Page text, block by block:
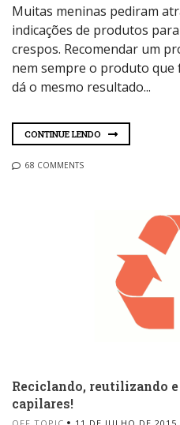
Muitas meninas pediram
indicações de produtos
crespos. Recomendar um
nem sempre o produto que
dá o mesmo resultado...
CONTINUE LENDO
68 COMMENTS
Reciclando, reutilizando
capilares!